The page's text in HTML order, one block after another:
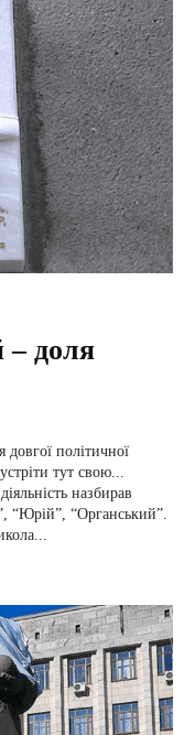
– доля
довгої політичної
тут свою...
назбирав
“Юрій”, “Органський”.
Перші кроки Микола...